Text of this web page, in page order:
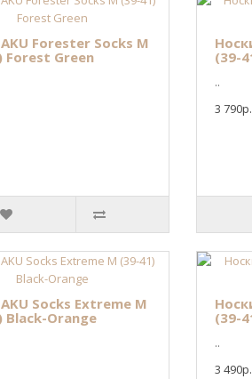
Forester Socks M
Forest Green
(39-
..
3 790р.
Socks Extreme M
Black-Orange
(39-
..
3 490р.